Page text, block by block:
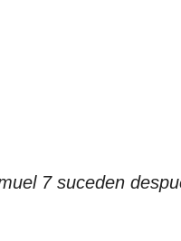
7 suceden